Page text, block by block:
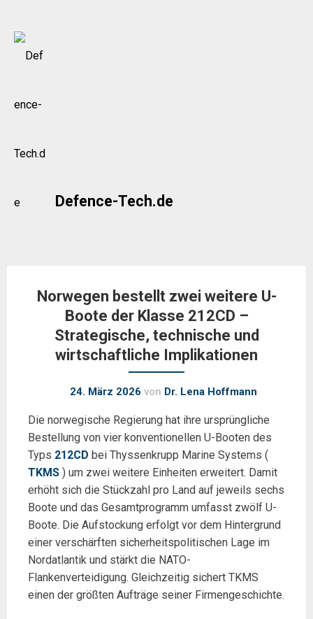
Skip
Defence-Tech.de
Norwegen bestellt zwei weitere U-
Boote der Klasse 212CD –
Strategische, technische und
wirtschaftliche Implikationen
24. März 2026 von Dr. Lena Hoffmann
Die norwegische Regierung hat ihre ursprüngliche
Bestellung von vier konventionellen U-Booten des
Typs 212CD bei Thyssenkrupp Marine Systems (
TKMS ) um zwei weitere Einheiten erweitert. Damit
erhöht sich die Stückzahl pro Land auf jeweils sechs
Boote und das Gesamtprogramm umfasst zwölf U-
Boote. Die Aufstockung erfolgt vor dem Hintergrund
einer verschärften sicherheitspolitischen Lage im
Nordatlantik und stärkt die NATO-
Flankenverteidigung. Gleichzeitig sichert TKMS
einen der größten Aufträge seiner Firmengeschichte.